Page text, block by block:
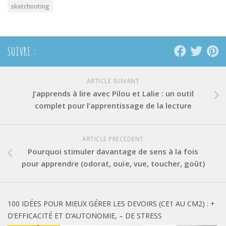
sketchnoting
SUIVRE :
ARTICLE SUIVANT
J’apprends à lire avec Pilou et Lalie : un outil
complet pour l’apprentissage de la lecture
ARTICLE PRÉCÉDENT
Pourquoi stimuler davantage de sens à la fois
pour apprendre (odorat, ouïe, vue, toucher, goût)
100 IDÉES POUR MIEUX GÉRER LES DEVOIRS (CE1 AU CM2) : +
D’EFFICACITÉ ET D’AUTONOMIE, – DE STRESS